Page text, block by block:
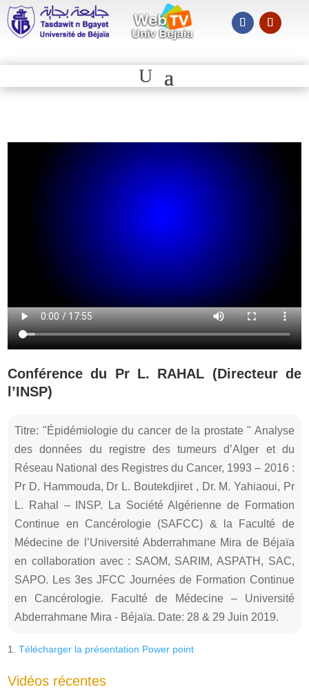
Conférence du Pr L. RAHAL (Directeur de
l’INSP)
Titre: "Épidémiologie du cancer de la prostate " Analyse
des données du registre des tumeurs d’Alger et du
Réseau National des Registres du Cancer, 1993 – 2016 :
Pr D. Hammouda, Dr L. Boutekdjiret , Dr. M. Yahiaoui, Pr
L. Rahal – INSP. La Société Algérienne de Formation
Continue en Cancérologie (SAFCC) & la Faculté de
Médecine de l’Université Abderrahmane Mira de Béjaïa
en collaboration avec : SAOM, SARIM, ASPATH, SAC,
SAPO. Les 3es JFCC Journées de Formation Continue
en Cancérologie. Faculté de Médecine – Université
Abderrahmane Mira - Béjaïa. Date: 28 & 29 Juin 2019.
Télécharger la présentation Power point
Vidéos récentes